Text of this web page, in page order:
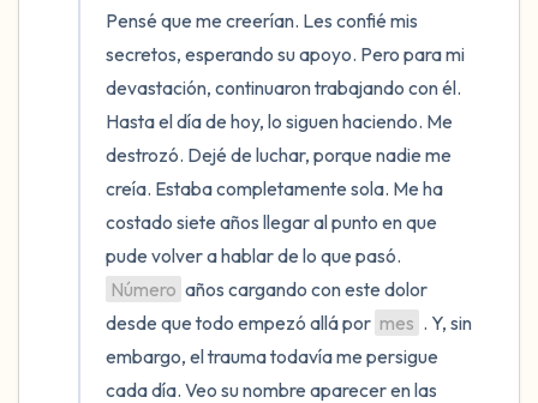
Pensé que me creerían. Les confié mis
secretos, esperando su apoyo. Pero para mi
devastación, continuaron trabajando con él.
Hasta el día de hoy, lo siguen haciendo. Me
destrozó. Dejé de luchar, porque nadie me
creía. Estaba completamente sola. Me ha
costado siete años llegar al punto en que
Número años cargando con este dolor
desde que todo empezó allá por mes . Y, sin
embargo, el trauma todavía me persigue
cada día. Veo su nombre aparecer en las